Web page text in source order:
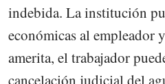
indebida. La institución
económicas al empleador
amerita, el trabajador
cancelación judicial del